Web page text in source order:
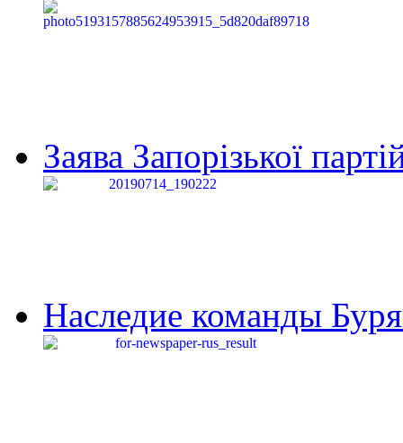
Заява Запорізької
Наследие команды